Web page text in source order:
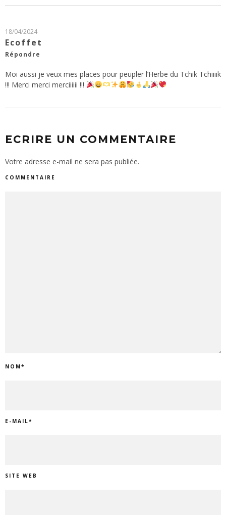
18/04/2024
Ecoffet
Répondre
Moi aussi je veux mes places pour peupler l’Herbe du Tchik Tchiiiik
!!! Merci merci merciiiiii !!!
ECRIRE UN COMMENTAIRE
Votre adresse e-mail ne sera pas publiée.
COMMENTAIRE
NOM*
E-MAIL*
SITE WEB